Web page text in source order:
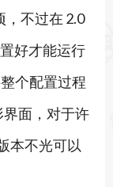
，不过在 2.0
好才能运行
个配置过程
面，对于许
本不光可以
制其他机器